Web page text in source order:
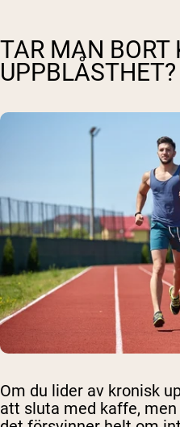
TAR MAN BORT
UPPBLÅSTHET?
Om du lider av kronisk
att sluta med kaffe,